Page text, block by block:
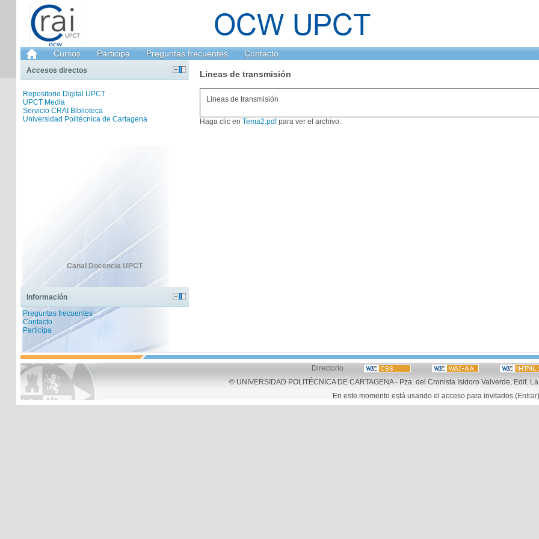
Cursos Participa Preguntas frecuentes Contacto
Lineas de transmisión
Lineas de transmisión
Haga clic en Tema2.pdfpara ver el archivo.
Accesos directos
Repositorio Digital UPCT
UPCT Media
Servicio CRAI Biblioteca
Universidad Politécnica de Cartagena
Canal Docencia UPCT
Información
Preguntas frecuentes
Contacto
Participa
Directorio
© UNIVERSIDAD POLITÉCNICA DE CARTAGENA - Pza. del Cronista Isidoro Valverde, Edif.
En este momento está usando el acceso para invitados (Entrar)